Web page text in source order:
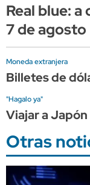
Real blue:
7 de agosto
Moneda extranjera
Billetes de
"Hagalo ya"
Viajar a
Otras